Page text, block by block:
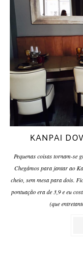
KANPAI
Pequenas coisas tornam-se
Chegámos para jantar ao
cheio, sem mesa para dois.
pontuação era de 3,9 e eu
(que